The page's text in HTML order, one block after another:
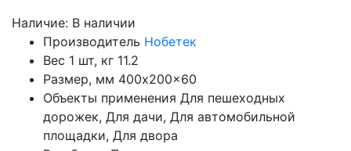
Наличие: В наличии
Производитель Нобетек
Вес 1 шт, кг 11.2
Размер, мм 400x200x60
Объекты применения Для пешеходных
дорожек, Для дачи, Для автомобильной
площадки, Для двора